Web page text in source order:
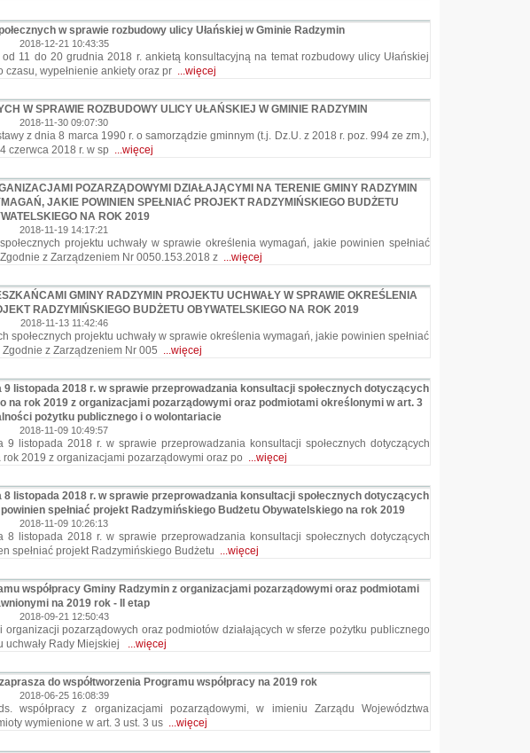
w sprawie rozbudowy ulicy Ułańskiej w Gminie Radzymin
2018-12-21 10:43:35
11 do 20 grudnia 2018 r. ankietą konsultacyjną na temat rozbudowy ulicy Ułańskiej
wypełnienie ankiety oraz pr ...więcej
W SPRAWIE ROZBUDOWY ULICY UŁAŃSKIEJ W GMINIE RADZYMIN
2018-11-30 09:07:30
z dnia 8 marca 1990 r. o samorządzie gminnym (t.j. Dz.U. z 2018 r. poz. 994 ze zm.),
czerwca 2018 r. w sp ...więcej
POZARZĄDOWYMI DZIAŁAJĄCYMI NA TERENIE GMINY RADZYMIN
JAKIE POWINIEN SPEŁNIAĆ PROJEKT RADZYMIŃSKIEGO BUDŻETU
NA ROK 2019
2018-11-19 14:17:21
projektu uchwały w sprawie określenia wymagań, jakie powinien spełniać
z Zarządzeniem Nr 0050.153.2018 z ...więcej
GMINY RADZYMIN PROJEKTU UCHWAŁY W SPRAWIE OKREŚLENIA
RADZYMIŃSKIEGO BUDŻETU OBYWATELSKIEGO NA ROK 2019
2018-11-13 11:42:46
społecznych projektu uchwały w sprawie określenia wymagań, jakie powinien spełniać
z Zarządzeniem Nr 005 ...więcej
listopada 2018 r. w sprawie przeprowadzania konsultacji społecznych dotyczących
na rok 2019 z organizacjami pozarządowymi oraz podmiotami określonymi w art. 3
pożytku publicznego i o wolontariacie
2018-11-09 10:49:57
listopada 2018 r. w sprawie przeprowadzania konsultacji społecznych dotyczących
2019 z organizacjami pozarządowymi oraz po ...więcej
listopada 2018 r. w sprawie przeprowadzania konsultacji społecznych dotyczących
spełniać projekt Radzymińskiego Budżetu Obywatelskiego na rok 2019
2018-11-09 10:26:13
listopada 2018 r. w sprawie przeprowadzania konsultacji społecznych dotyczących
spełniać projekt Radzymińskiego Budżetu ...więcej
współpracy Gminy Radzymin z organizacjami pozarządowymi oraz podmiotami
na 2019 rok - II etap
2018-09-21 12:50:43
pozarządowych oraz podmiotów działających w sferze pożytku publicznego
uchwały Rady Miejskiej
...więcej
do współtworzenia Programu współpracy na 2019 rok
2018-06-25 16:08:39
współpracy z organizacjami pozarządowymi, w imieniu Zarządu Województwa
wymienione w art. 3 ust. 3 us ...więcej